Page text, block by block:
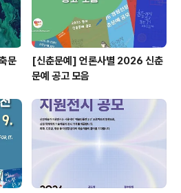
문
[신춘문예] 언론사별 2026 신춘
문예 공고 모음